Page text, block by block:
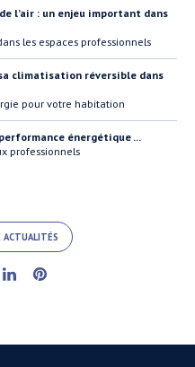
l’air : un enjeu important dans
les espaces professionnels
climatisation réversible dans
pour votre habitation
énergétique ...
professionnels
ACTUALITÉS